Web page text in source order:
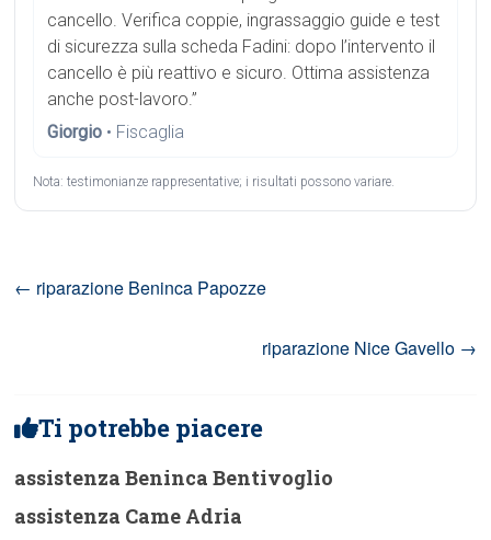
cancello. Verifica coppie, ingrassaggio guide e test
di sicurezza sulla scheda Fadini: dopo l’intervento il
cancello è più reattivo e sicuro. Ottima assistenza
anche post-lavoro.”
Giorgio • Fiscaglia
Nota: testimonianze rappresentative; i risultati possono variare.
← riparazione Beninca Papozze
riparazione Nice Gavello →
Ti potrebbe piacere
assistenza Beninca Bentivoglio
assistenza Came Adria